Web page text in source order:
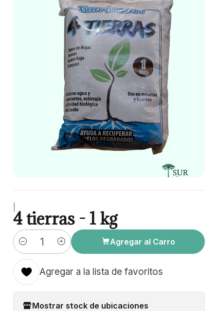
4 tierras - 1 kg
Cantidad
Agregar al Carro
Agregar a la lista de favoritos
Mostrar stock de ubicaciones